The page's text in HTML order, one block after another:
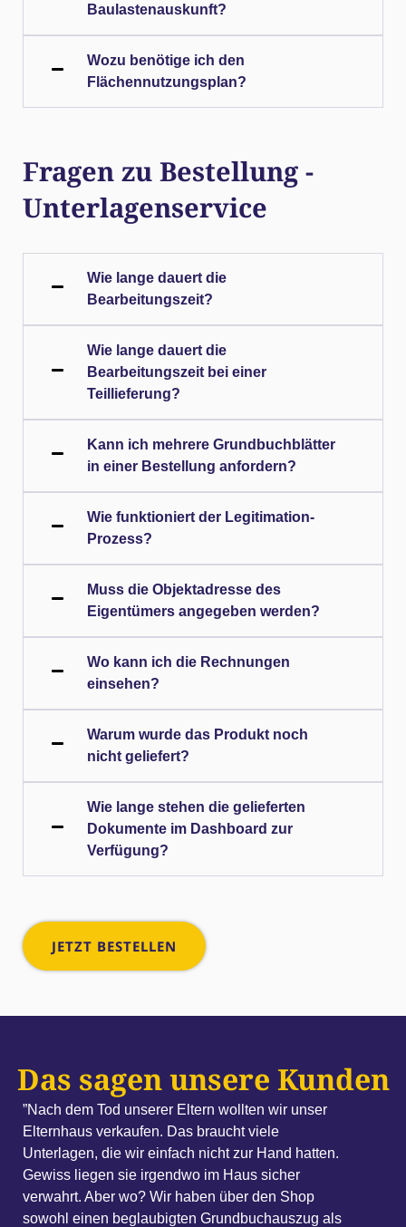
Baulastenauskunft?
Wozu benötige ich den
Flächennutzungsplan?
Fragen zu Bestellung -
Unterlagenservice
Wie lange dauert die
Bearbeitungszeit?
Wie lange dauert die
Bearbeitungszeit bei einer
Teillieferung?
Kann ich mehrere Grundbuchblätter
in einer Bestellung anfordern?
Wie funktioniert der Legitimation-
Prozess?
Muss die Objektadresse des
Eigentümers angegeben werden?
Wo kann ich die Rechnungen
einsehen?
Warum wurde das Produkt noch
nicht geliefert?
Wie lange stehen die gelieferten
Dokumente im Dashboard zur
Verfügung?
JETZT BESTELLEN
sagen unsere Kunden
dem Tod unserer Eltern wollten wir unser
verkaufen. Das braucht viele
die wir einfach nicht zur Hand hatten.
liegen sie irgendwo im Haus sicher
Aber wo? Wir haben über den Shop
einen beglaubigten Grundbuchauszug als